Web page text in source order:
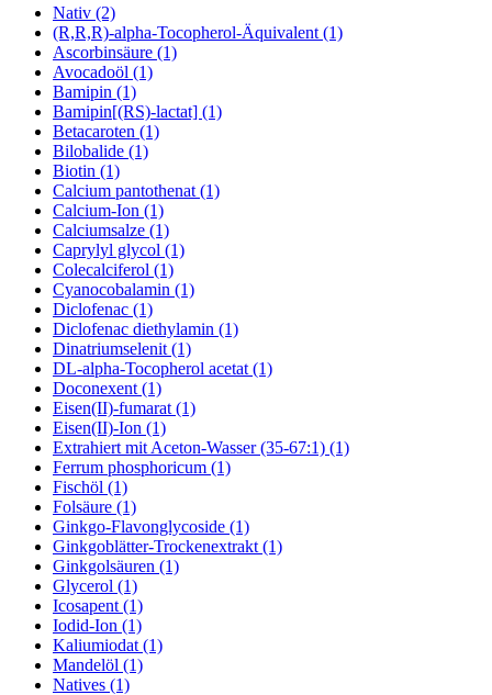
Nativ (2)
(R,R,R)-alpha-Tocopherol-Äquivalent (1)
Ascorbinsäure (1)
Avocadoöl (1)
Bamipin (1)
Bamipin[(RS)-lactat] (1)
Betacaroten (1)
Bilobalide (1)
Biotin (1)
Calcium pantothenat (1)
Calcium-Ion (1)
Calciumsalze (1)
Caprylyl glycol (1)
Colecalciferol (1)
Cyanocobalamin (1)
Diclofenac (1)
Diclofenac diethylamin (1)
Dinatriumselenit (1)
DL-alpha-Tocopherol acetat (1)
Doconexent (1)
Eisen(II)-fumarat (1)
Eisen(II)-Ion (1)
Extrahiert mit Aceton-Wasser (35-67:1) (1)
Ferrum phosphoricum (1)
Fischöl (1)
Folsäure (1)
Ginkgo-Flavonglycoside (1)
Ginkgoblätter-Trockenextrakt (1)
Ginkgolsäuren (1)
Glycerol (1)
Icosapent (1)
Iodid-Ion (1)
Kaliumiodat (1)
Mandelöl (1)
Natives (1)